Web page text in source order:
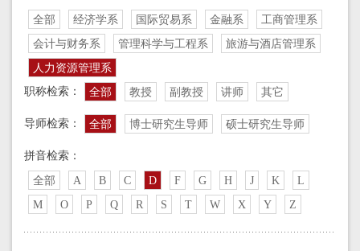
全部 经济学系 国际贸易系 金融系
工商管理系
会计与财务系
管理科学与工程系
旅游与酒店管理系
人力资源管理系
职称检索：
全部 教授 副教授 讲师 其它
导师检索： 全部 博士研究生导师 硕士研究生导师
拼音检索：
全部 A B C D F G H J K
L
M
O P Q R S T W X Y Z